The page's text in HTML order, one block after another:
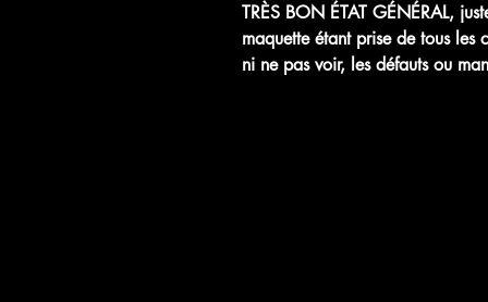
TRÈS BON ÉTAT GÉNÉRAL,
maquette étant prise de tous les
ni ne pas voir, les défauts ou